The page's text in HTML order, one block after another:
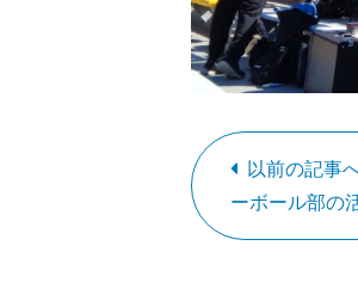
以前の記事
ーボール部の